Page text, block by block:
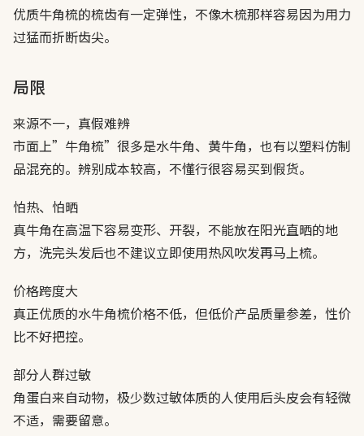
优质牛角梳的梳齿有一定弹性，不像木梳那样容易因为用力
过猛而折断齿尖。
局限
来源不一，真假难辨
市面上”牛角梳”很多是水牛角、黄牛角，也有以塑料仿制
品混充的。辨别成本较高，不懂行很容易买到假货。
怕热、怕晒
真牛角在高温下容易变形、开裂，不能放在阳光直晒的地
方，洗完头发后也不建议立即使用热风吹发再马上梳。
价格跨度大
真正优质的水牛角梳价格不低，但低价产品质量参差，性价
比不好把控。
部分人群过敏
角蛋白来自动物，极少数过敏体质的人使用后头皮会有轻微
不适，需要留意。